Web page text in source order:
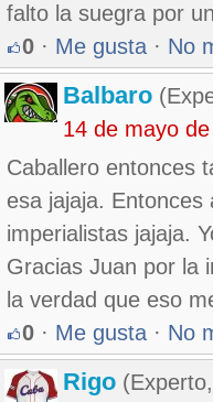
falto la suegra por
0 · Me gusta · No
Balbaro
14 de mayo
Caballero entonces
esa jajaja.
imperialistas jajaja.
Gracias Juan por la
la verdad que eso
0 · Me gusta · No
Rigo